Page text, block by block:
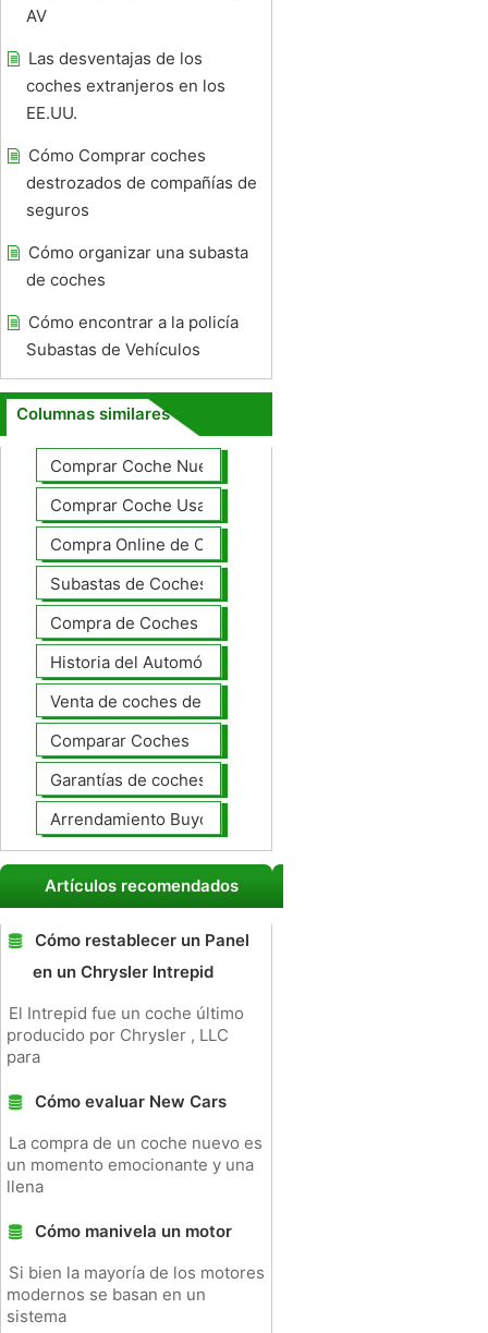
AV
Las desventajas de los
coches extranjeros en los
EE.UU.
Cómo Comprar coches
destrozados de compañías de
seguros
Cómo organizar una subasta
de coches
Cómo encontrar a la policía
Subastas de Vehículos
Columnas similares
Comprar Coche Nuevo
Comprar Coche Usado
Compra Online de Coches
Subastas de Coches
Compra de Coches Basics
Historia del Automóvil
Venta de coches de lujo
Comparar Coches
Garantías de coches ampliado
Arrendamiento Buyout
Artículos recomendados
Cómo restablecer un Panel
en un Chrysler Intrepid
El Intrepid fue un coche último
producido por Chrysler , LLC
para
Cómo evaluar New Cars
La compra de un coche nuevo es
un momento emocionante y una
llena
Cómo manivela un motor
Si bien la mayoría de los motores
modernos se basan en un
sistema